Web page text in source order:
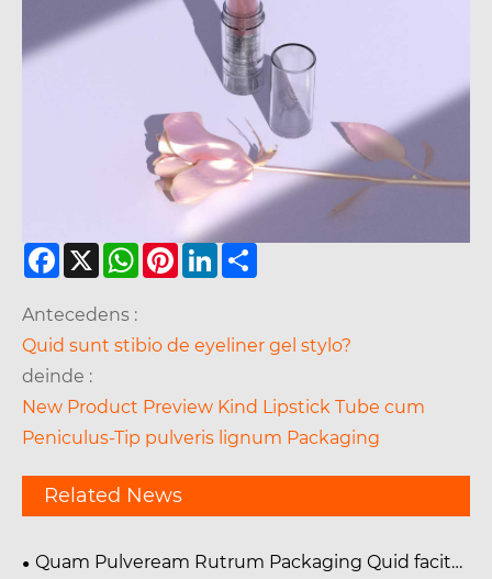
Facebook
X WhatsApp
PinterestLinkedIn
Antecedens :
Quid sunt stibio de eyeliner gel stylo?
deinde :
New Product Preview Kind Lipstick Tube cum
Peniculus-Tip pulveris lignum Packaging
Related News
Quam Pulveream Rutrum Packaging Quid facit